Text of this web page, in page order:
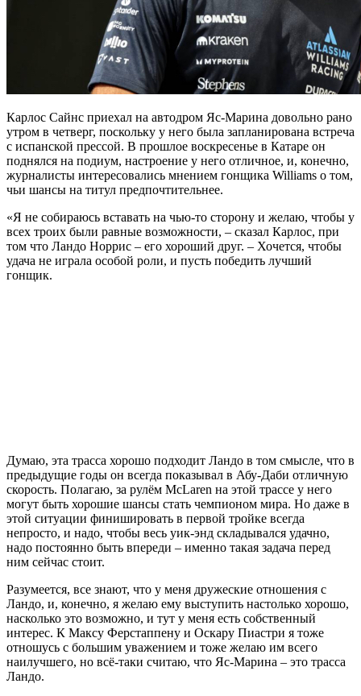
Карлос Сайнс приехал на автодром Яс-Марина довольно рано
утром в четверг, поскольку у него была запланирована встреча
с испанской прессой. В прошлое воскресенье в Катаре он
поднялся на подиум, настроение у него отличное, и, конечно,
журналисты интересовались мнением гонщика Williams о том,
чьи шансы на титул предпочтительнее.
«Я не собираюсь вставать на чью-то сторону и желаю, чтобы у
всех троих были равные возможности, – сказал Карлос, при
том что Ландо Норрис – его хороший друг. – Хочется, чтобы
удача не играла особой роли, и пусть победить лучший
гонщик.
Думаю, эта трасса хорошо подходит Ландо в том смысле, что в
предыдущие годы он всегда показывал в Абу-Даби отличную
скорость. Полагаю, за рулём McLaren на этой трассе у него
могут быть хорошие шансы стать чемпионом мира. Но даже в
этой ситуации финишировать в первой тройке всегда
непросто, и надо, чтобы весь уик-энд складывался удачно,
надо постоянно быть впереди – именно такая задача перед
ним сейчас стоит.
Разумеется, все знают, что у меня дружеские отношения с
Ландо, и, конечно, я желаю ему выступить настолько хорошо,
насколько это возможно, и тут у меня есть собственный
интерес. К Максу Ферстаппену и Оскару Пиастри я тоже
отношусь с большим уважением и тоже желаю им всего
наилучшего, но всё-таки считаю, что Яс-Марина – это трасса
Ландо.